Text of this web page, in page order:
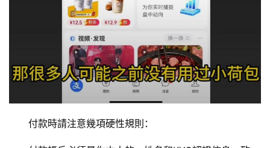
付款時請注意幾項硬性規則：